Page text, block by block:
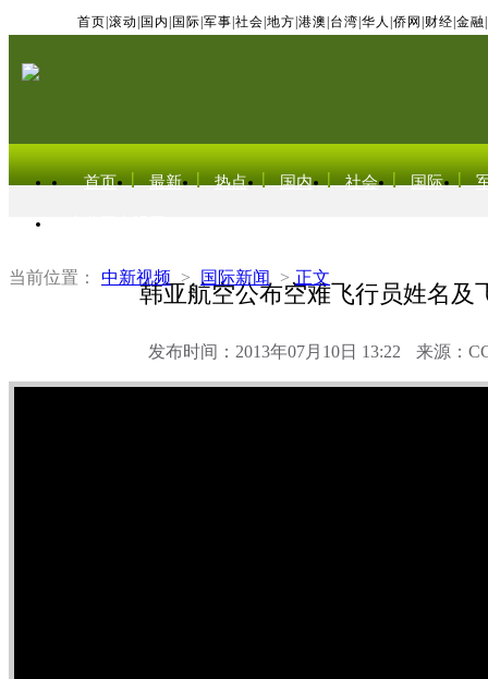
首页 滚动 国内 国际 军事 社会 地方 港澳 台湾 华人 侨网 财经 金融
首页 最新 热点 国内 社会 国际
当前位置： 中新视频 > 国际新闻 > 正文
韩亚航空公布空难飞行员姓名及
发布时间：2013年07月10日 13:22 来源：